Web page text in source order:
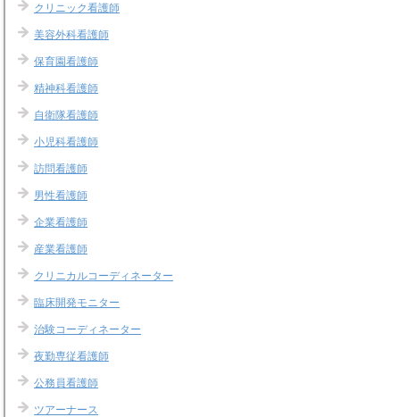
クリニック看護師
美容外科看護師
保育園看護師
精神科看護師
自衛隊看護師
小児科看護師
訪問看護師
男性看護師
企業看護師
産業看護師
クリニカルコーディネーター
臨床開発モニター
治験コーディネーター
夜勤専従看護師
公務員看護師
ツアーナース